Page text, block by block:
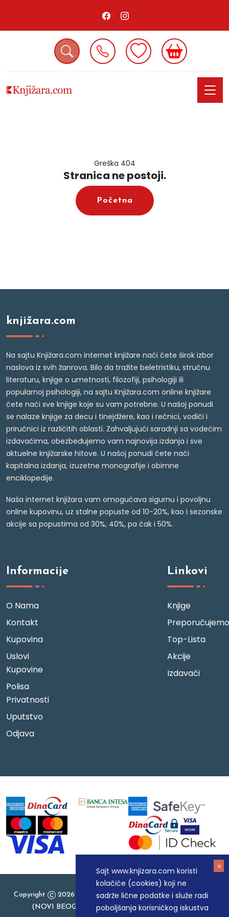
Sajt www.knjizara.com koristi
kolačiće (cookies) koji ne
sadrže lične podatke i služe radi
poboljšanja korisničkog iskustva
Greška 404
Stranica ne postoji.
Početna
knjižara.com
Na sajtu Knjižara.com internet knjižare naći ćete širok izbor
naslova iz svih žanrova. Bilo da tražite beletristiku, stručnu
literaturu, knjige o umetnosti, filozofiji, psihologiji ili
popularnoj psihologiji, na sajtu Knjižara.com online knjižare
ćete naći sve knjige koje su vam potrebne. U našoj ponudi
se nalaze knjige za decu i tinejdžere, kao i rečnici, vodiči i
priručnici iz različitih oblasti. Zahvaljujući saradnji sa vodećim
izdavačima, obezbeđujemo vam najnovija izdanja i sve
aktuelne knjižarske hitove. U našoj ponudi ćete naći
kapitalna izdanja, izuzetne monografije i obimne
enciklopedije.
Naša internet knjižara vam omogućava sigurnu i povoljnu
online kupovinu, uz stalne popuste od 10-20%, kao i sezonske
akcije sa popustima od 30%, 40%, pa čak i 50%.
Informacije
O Nama
Kontakt
Kupovina
Uslovi
Kupovine
Polisa
Privatnosti
Uputstvo
Odjava
Linkovi
Knjige
Preporučujemo
Top-Lista
Akcije
Izdavači
Copyright
2026 Knjizara.com - MAKART DOO BEOGRAD
(NOVI BEOGRAD), PIB: 105184104, MB: 20337524